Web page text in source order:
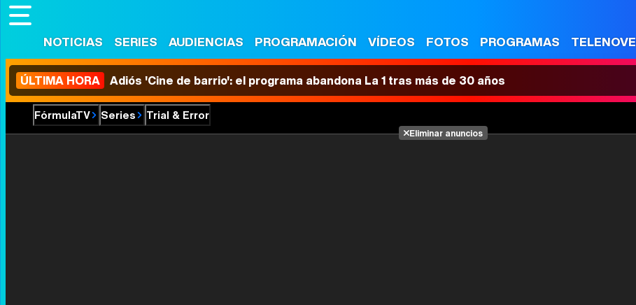
NOTICIAS SERIES AUDIENCIAS PROGRAMACIÓN VÍDEOS FOTOS PROGRAMAS
ÚLTIMA HORA Adiós 'Cine de barrio': el programa abandona La 1 tras más de 30 años
FórmulaTV Series Trial & Error
Eliminar anuncios